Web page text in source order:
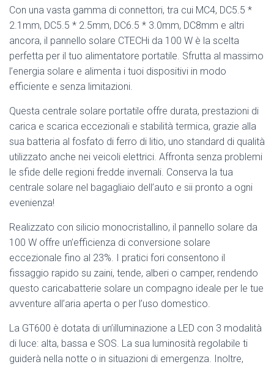
Con una vasta gamma di connettori, tra cui MC4, DC5.5 *
2.1mm, DC5.5 * 2.5mm, DC6.5 * 3.0mm, DC8mm e altri
ancora, il pannello solare CTECHi da 100 W è la scelta
perfetta per il tuo alimentatore portatile. Sfrutta al massimo
l’energia solare e alimenta i tuoi dispositivi in modo
efficiente e senza limitazioni.
Questa centrale solare portatile offre durata, prestazioni di
carica e scarica eccezionali e stabilità termica, grazie alla
sua batteria al fosfato di ferro di litio, uno standard di qualità
utilizzato anche nei veicoli elettrici. Affronta senza problemi
le sfide delle regioni fredde invernali. Conserva la tua
centrale solare nel bagagliaio dell’auto e sii pronto a ogni
evenienza!
Realizzato con silicio monocristallino, il pannello solare da
100 W offre un’efficienza di conversione solare
eccezionale fino al 23%. I pratici fori consentono il
fissaggio rapido su zaini, tende, alberi o camper, rendendo
questo caricabatterie solare un compagno ideale per le tue
avventure all’aria aperta o per l’uso domestico.
La GT600 è dotata di un’illuminazione a LED con 3 modalità
di luce: alta, bassa e SOS. La sua luminosità regolabile ti
guiderà nella notte o in situazioni di emergenza. Inoltre,